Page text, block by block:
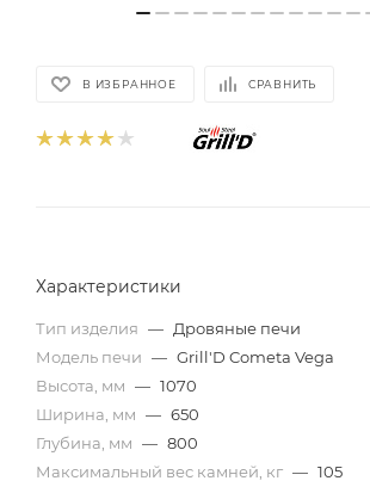
В ИЗБРАННОЕ СРАВНИТЬ
Характеристики
Тип изделия — Дровяные печи
Модель печи — Grill'D Cometa Vega
Высота, мм — 1070
Ширина, мм — 650
Глубина, мм — 800
Максимальный вес камней, кг — 105